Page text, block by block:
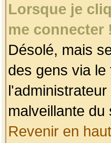
Lorsque je
me connecter !
Désolé, mais
des gens via
malveillante
Revenir en